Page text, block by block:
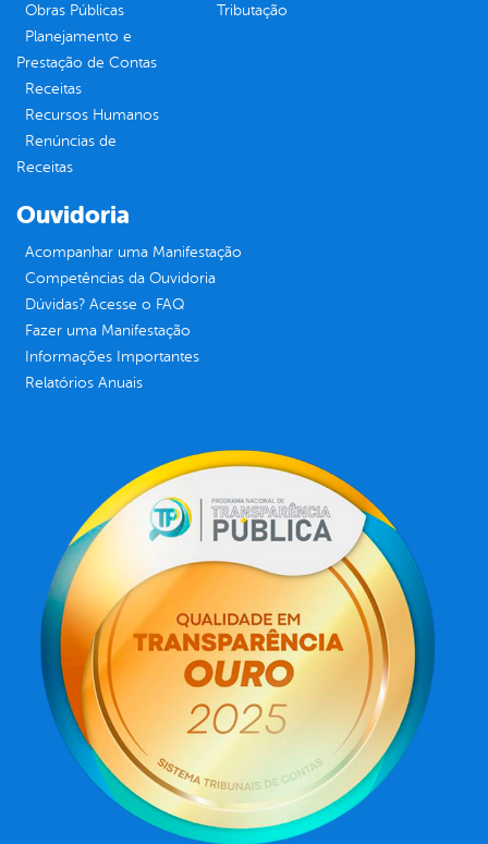
Obras Públicas
Planejamento e
Prestação de Contas
Receitas
Recursos Humanos
Renúncias de
Receitas
Tributação
Ouvidoria
Acompanhar uma Manifestação
Competências da Ouvidoria
Dúvidas? Acesse o FAQ
Fazer uma Manifestação
Informações Importantes
Relatórios Anuais